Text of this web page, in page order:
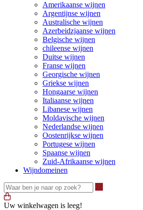
Amerikaanse wijnen
Argentijnse wijnen
Australische wijnen
Azerbeidzjaanse wijnen
Belgische wijnen
chileense wijnen
Duitse wijnen
Franse wijnen
Georgische wijnen
Griekse wijnen
Hongaarse wijnen
Italiaanse wijnen
Libanese wijnen
Moldavische wijnen
Nederlandse wijnen
Oostenrijkse wijnen
Portugese wijnen
Spaanse wijnen
Zuid-Afrikaanse wijnen
Wijndomeinen
Uw winkelwagen is leeg!